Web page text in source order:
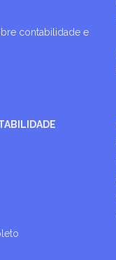
contabilidade e